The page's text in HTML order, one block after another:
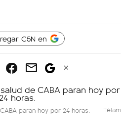
C5N en
paran hoy por 24 horas. Télam